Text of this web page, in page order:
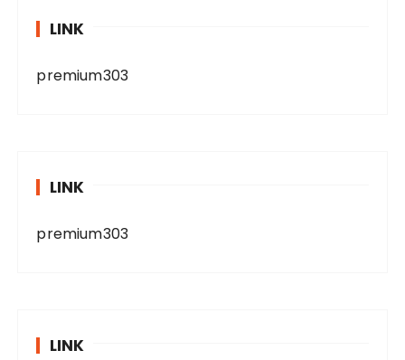
LINK
premium303
LINK
premium303
LINK